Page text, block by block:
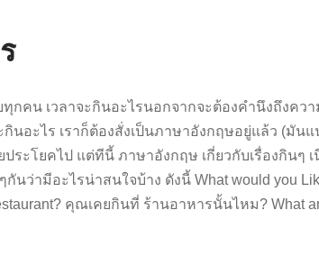
กคน เวลาจะกินอะไรนอกจากจะต้องคำนึงถึงค
อะไร เราก็ต้องสั่งเป็นภาษาอังกฤษอยู่แล้ว (มัน
ะโยคไป แต่ทีนี้ ภาษาอังกฤษ เกี่ยวกับเรื่องกินๆ
นว่ามีอะไรน่าสนใจบ้าง ดังนี้ What would you
คุณเคยกินที่ ร้านอาหารนั้นไหม? What